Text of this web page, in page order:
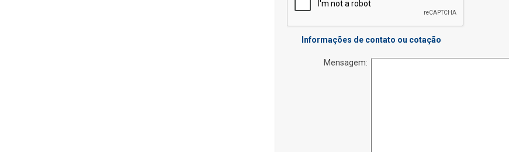
Informações de contato ou cotação
Mensagem: